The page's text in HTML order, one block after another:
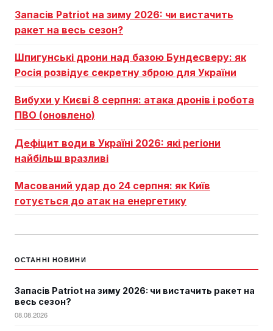
Запасів Patriot на зиму 2026: чи вистачить
ракет на весь сезон?
Шпигунські дрони над базою Бундесверу: як
Росія розвідує секретну зброю для України
Вибухи у Києві 8 серпня: атака дронів і робота
ПВО (оновлено)
Дефіцит води в Україні 2026: які регіони
найбільш вразливі
Масований удар до 24 серпня: як Київ
готується до атак на енергетику
ОСТАННІ НОВИНИ
Запасів Patriot на зиму 2026: чи вистачить ракет на
весь сезон?
08.08.2026